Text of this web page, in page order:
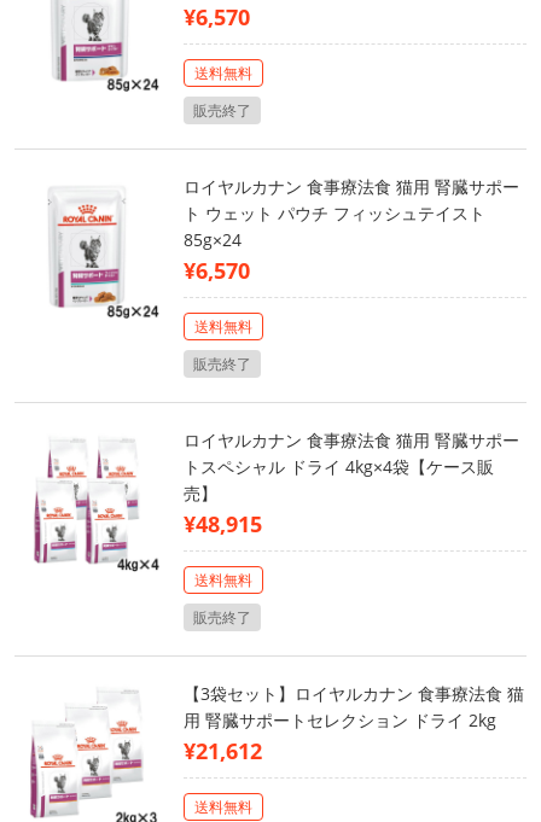
¥6,570
送料無料
販売終了
ロイヤルカナン 食事療法食 猫用 腎臓サポー
ト ウェット パウチ フィッシュテイスト
85g×24
¥6,570
送料無料
販売終了
ロイヤルカナン 食事療法食 猫用 腎臓サポー
トスペシャル ドライ 4kg×4袋【ケース販
売】
¥48,915
送料無料
販売終了
【3袋セット】ロイヤルカナン 食事療法食 猫
用 腎臓サポートセレクション ドライ 2kg
¥21,612
送料無料